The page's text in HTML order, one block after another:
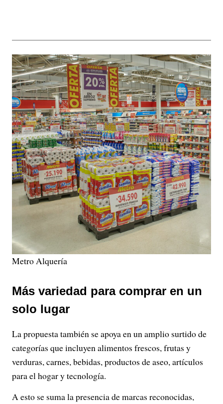
Metro Alquería
Más variedad para comprar en un
solo lugar
La propuesta también se apoya en un amplio surtido de
categorías que incluyen alimentos frescos, frutas y
verduras, carnes, bebidas, productos de aseo, artículos
para el hogar y tecnología.
A esto se suma la presencia de marcas reconocidas,